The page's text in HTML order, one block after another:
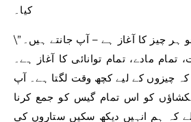
کیا۔
\”تو وہاں بگ بینگ ہے، جو ہر چیز کا آغاز ہے – آپ جانتے ہیں۔
تمام مادے، تمام توانائی کا آغاز ہے۔
چیزوں کے لیے کچھ وقت لگتا ہے۔ آپ
کو اس تمام گیس کو جمع کرنا
کہ ہم انہیں دیکھ سکیں ستاروں کی